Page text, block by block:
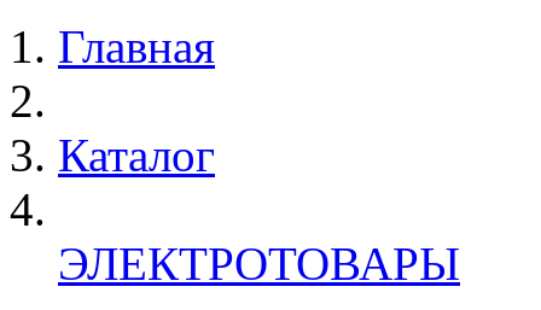
Главная
Каталог
ЭЛЕКТРОТОВАРЫ